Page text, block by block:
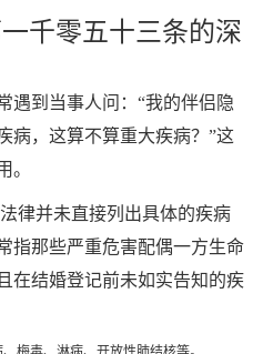
千零五十三条的深
遇到当事人问：“我的伴侣隐
病，这算不算重大疾病？”这
。
法律并未直接列出具体的疾病
指那些严重危害配偶一方生命
在结婚登记前未如实告知的疾